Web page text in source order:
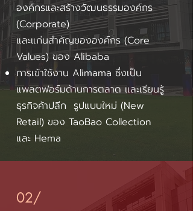
องค์กรและสร้างวัฒนธรรมองค์กร
(Corporate)
และแก่นสำคัญขององค์กร (Core
Values) ของ Alibaba
การเข้าใช้งาน Alimama ซึ่งเป็น
แพลตฟอร์มด้านการตลาด และเรียนรู้
ธุรกิจค้าปลีก รูปแบบใหม่ (New
Retail) ของ TaoBao Collection
และ Hema
02/